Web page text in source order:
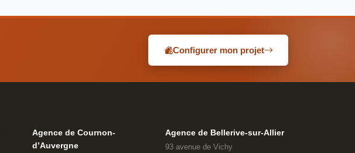
Configurer mon projet
Agence de Cournon-
d’Auvergne
Agence de Bellerive-sur-Allier
93 avenue de Vichy